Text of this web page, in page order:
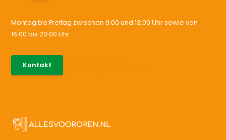
Montag bis Freitag zwischen 9:00 und 13:00 Uhr sowie von
16:00 bis 20:00 Uhr
Kontakt